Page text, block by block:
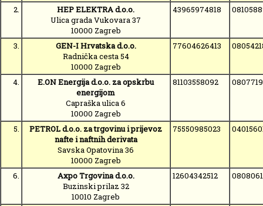
2.
HEP ELEKTRA d.o.o.
Ulica grada Vukovara 37
10000 Zagreb
43965974818
3.
GEN-I Hrvatska d.o.o.
Radnička cesta 54
10000 Zagreb
77604626413
4.
E.ON Energija d.o.o. za opskrbu
energijom
Capraška ulica 6
10000 Zagreb
81103558092
5.
PETROL d.o.o. za trgovinu i prijevoz
nafte i naftnih derivata
Savska Opatovina 36
10000 Zagreb
75550985023
6.
Axpo Trgovina d.o.o.
Buzinski prilaz 32
10010 Zagreb
12604342512